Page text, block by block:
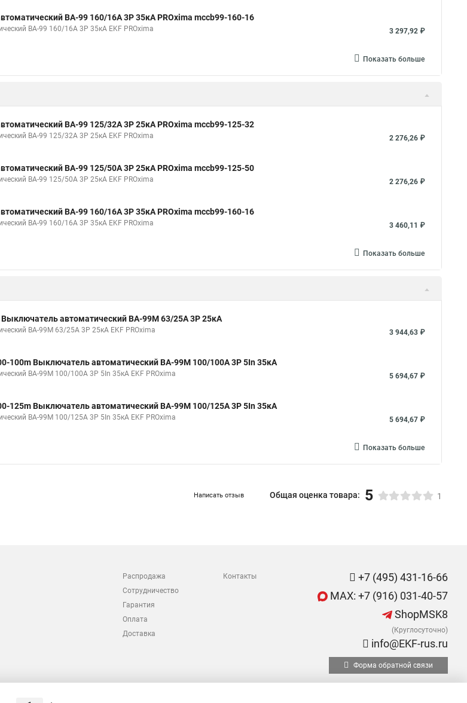
ВА-99 160/16А 3P 35кА PROxima mccb99-160-16
ВА-99 160/16А 3P 35кА EKF PROxima 3 297,92 ₽
Показать больше
ВА-99 125/32А 3P 25кА PROxima mccb99-125-32
ВА-99 125/32А 3P 25кА EKF PROxima 2 276,26 ₽
ВА-99 125/50А 3P 25кА PROxima mccb99-125-50
ВА-99 125/50А 3P 25кА EKF PROxima 2 276,26 ₽
ВА-99 160/16А 3P 35кА PROxima mccb99-160-16
ВА-99 160/16А 3P 35кА EKF PROxima 3 460,11 ₽
Показать больше
Выключатель автоматический ВА-99М 63/25А 3P 25кА
ВА-99М 63/25А 3P 25кА EKF PROxima 3 944,63 ₽
100m Выключатель автоматический ВА-99М 100/100А 3P 5In 35кА
ВА-99М 100/100А 3P 5In 35кА EKF PROxima 5 694,67 ₽
125m Выключатель автоматический ВА-99М 100/125А 3P 5In 35кА
ВА-99М 100/125А 3P 5In 35кА EKF PROxima 5 694,67 ₽
Показать больше
Написать отзыв Общая оценка товара: 5 1
Распродажа
Сотрудничество
Гарантия
Оплата
Доставка
Контакты
+7 (495) 431-16-66
MAX: +7 (916) 031-40-57
ShopMSK8
(Круглосуточно)
info@EKF-rus.ru
Форма обратной связи